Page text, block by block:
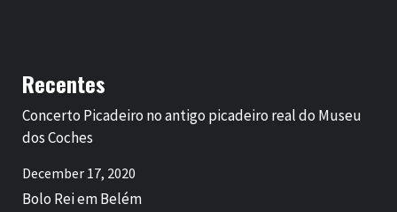
Recentes
Concerto Picadeiro no antigo picadeiro real do Museu
dos Coches
December 17, 2020
Bolo Rei em Belém